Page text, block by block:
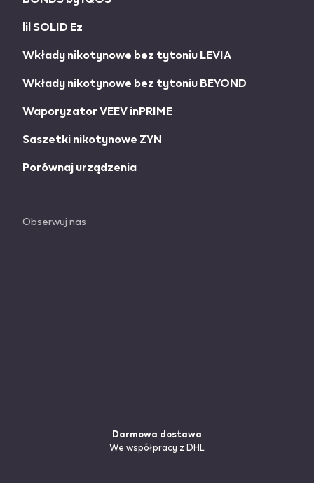
lil SOLID Ez
Wkłady nikotynowe bez tytoniu LEVIA
Wkłady nikotynowe bez tytoniu BEYOND
Waporyzator VEEV inPRIME
Saszetki nikotynowe ZYN
Porównaj urządzenia
Obserwuj nas
Darmowa dostawa
We współpracy z DHL